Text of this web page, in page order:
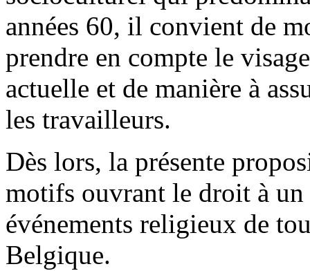
années 60, il convient de
prendre en compte le
actuelle et de manière à
les travailleurs.
Dès lors, la présente
motifs ouvrant le droit à un
événements religieux de
Belgique.